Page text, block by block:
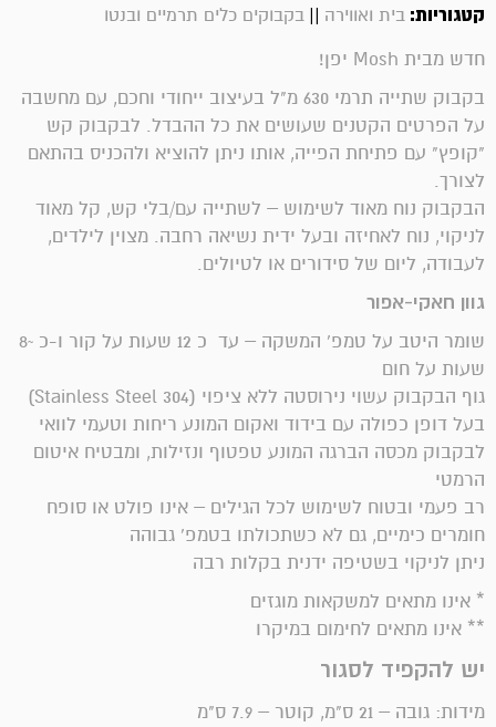
קטגוריות: בית ואווירה || בקבוקים כלים תרמיים ובנטו
חדש מבית Mosh יפן!
בקבוק שתייה תרמי 630 מ"ל בעיצוב ייחודי וחכם, עם מחשבה
על הפרטים הקטנים שעושים את כל ההבדל. לבקבוק קש
"קופץ" עם פתיחת הפייה, אותו ניתן להוציא ולהכניס בהתאם
לצורך.
הבקבוק נוח מאוד לשימוש – לשתייה עם/בלי קש, קל מאוד
לניקוי, נוח לאחיזה ובעל ידית נשיאה רחבה. מצוין לילדים,
לעבודה, ליום של סידורים או לטיולים.
גוון חאקי-אפור
שומר היטב על טמפ' המשקה – עד כ 12 שעות על קור ו-כ ~8
שעות על חום
גוף הבקבוק עשוי נירוסטה ללא ציפוי (Stainless Steel 304)
בעל דופן כפולה עם בידוד ואקום המונע ריחות וטעמי לוואי
לבקבוק מכסה הברגה המונע טפטוף ונזילות, ומבטיח איטום
הרמטי
רב פעמי ובטוח לשימוש לכל הגילים – אינו פולט או סופח
חומרים כימיים, גם לא כשתכולתו בטמפ' גבוהה
ניתן לניקוי בשטיפה ידנית בקלות רבה
* אינו מתאים למשקאות מוגזים
** אינו מתאים לחימום במיקרו
יש להקפיד לסגור
מידות: גובה – 21 ס"מ, קוטר – 7.9 ס"מ